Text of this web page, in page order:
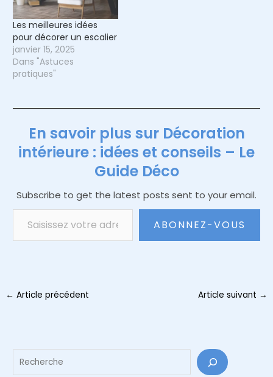
Les meilleures idées
pour décorer un escalier
janvier 15, 2025
Dans "Astuces
pratiques"
En savoir plus sur Décoration
intérieure : idées et conseils – Le
Guide Déco
Subscribe to get the latest posts sent to your email.
Saisissez votre adresse e-mail…
ABONNEZ-VOUS
Navigation
← Article précédent Article suivant →